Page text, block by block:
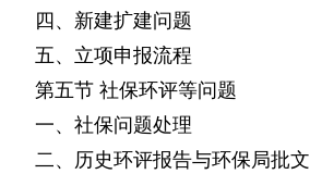
四、新建扩建问题
五、立项申报流程
第五节 社保环评等问题
一、社保问题处理
二、历史环评报告与环保局批文